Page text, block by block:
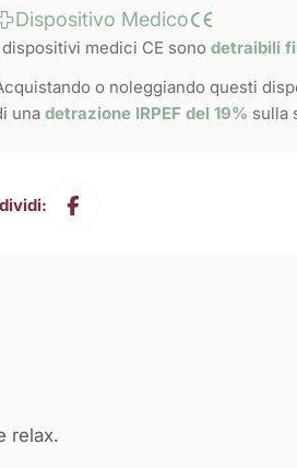
Dispositivo Medico
dispositivi medici CE sonodetraibili
o noleggiando questi
unadetrazione IRPEF del 19% sulla
relax.